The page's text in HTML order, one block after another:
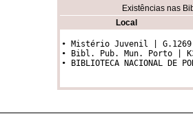
Existências nas
Local
• Mistério Juvenil | G.1269
• Bibl. Pub. Mun. Porto |
• BIBLIOTECA NACIONAL DE